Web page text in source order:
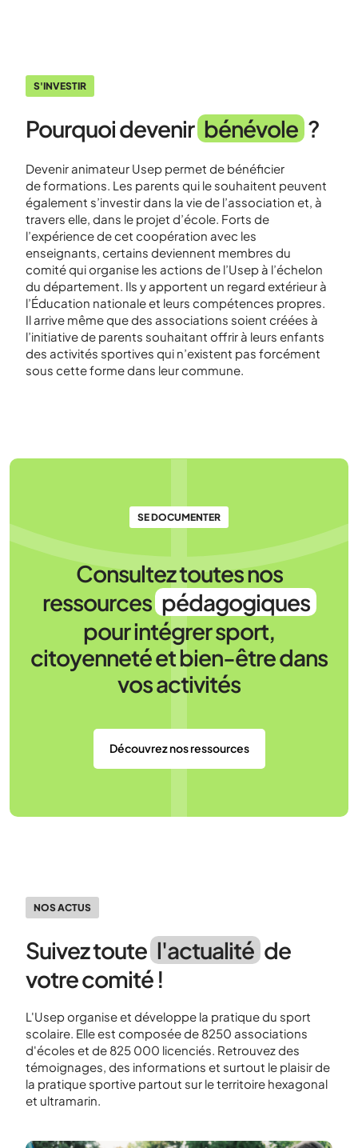
S'INVESTIR
Pourquoi devenir bénévole ?
Devenir animateur Usep permet de bénéficier
deformations. Les parents qui le souhaitent peuvent
également s’investir dans la vie de l’association et, à
travers elle, dans le projet d’école. Forts de
l’expérience de cet coopération avec les
enseignants, certains deviennent membres du
comité qui organise les actions de l’Usep à l’échelon
du département. Ils y apportent un regard extérieur à
l’Éducation nationale et leurs compétences propres.
Il arrive même que des associations soient créées à
l’initiative de parents souhaitant offrir à leurs enfants
des activités sportives qui n’existent pas forcément
sous cette forme dans leur commune.
SE DOCUMENTER
Consultez toutes nos
ressources pédagogiques
pour intégrer sport,
citoyenneté et bien-être dans
vos activités
Découvrez nos ressources
NOS ACTUS
Suivez toute l'actualité de
votre comité !
L'Usep organise et développe la pratique du sport
scolaire. Elle est composée de 8250 associations
d'écoles et de 825 000 licenciés. Retrouvez des
témoignages, des informations et surtout le plaisir de
la pratique sportive partout sur le territoire hexagonal
et ultramarin.